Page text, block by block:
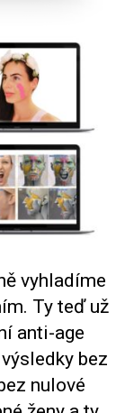
vyhladíme
Ty teď už
anti-age
bez
nulové